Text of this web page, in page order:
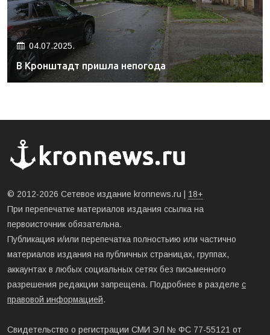
04.07.2025.
В Кронштадт пришла непогода
© 2012-2026 Сетевое издание kronnews.ru | 18+
При перепечатке материалов издания ссылка на
первоисточник обязательна.
Публикация и/или перепечатка полностьию или частично
материалов издания на публичных страницах, группах,
аккаунтах в любых социальных сетях без письменного
разрешения редакции запрещена. Подробнее в разделе с
правовой информацией.
Свидетельство о регистрации СМИ ЭЛ № ФС 77-55121 от